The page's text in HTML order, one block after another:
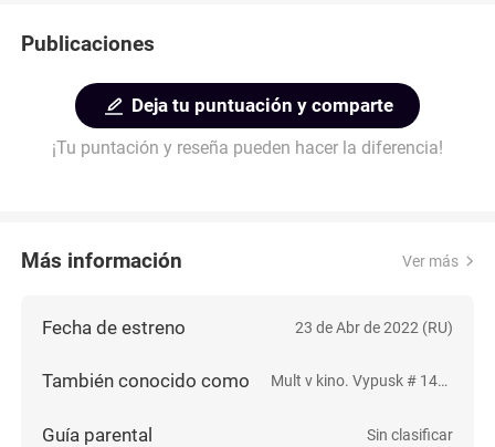
Publicaciones
Deja tu puntuación y comparte
¡Tu puntación y reseña pueden hacer la diferencia!
Más información Ver más
Fecha de estreno 23 de Abr de 2022 (RU)
También conocido como Mult v kino. Vypusk # 141: Ot multyashek stanet vsem tepley
Guía parental Sin clasificar